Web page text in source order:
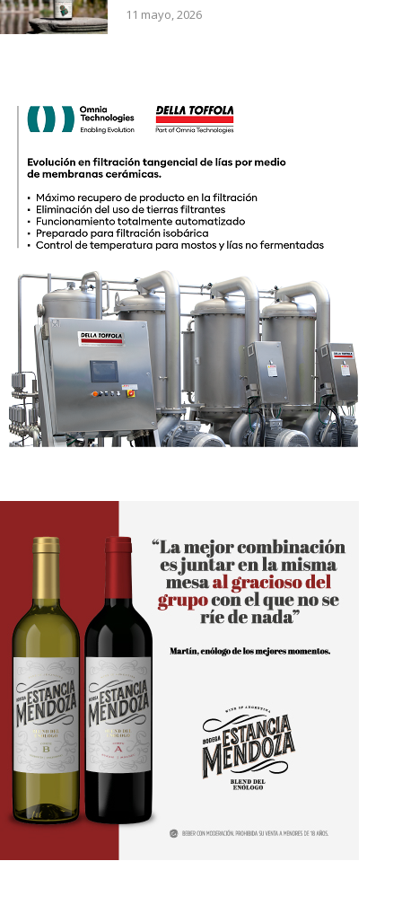
11 mayo, 2026